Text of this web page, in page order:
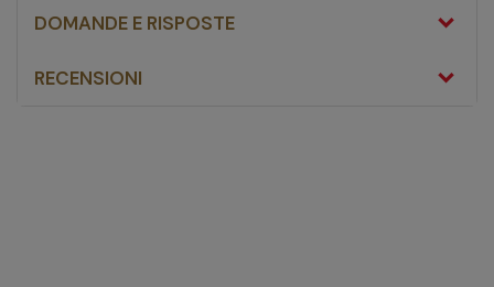
DOMANDE E RISPOSTE
RECENSIONI